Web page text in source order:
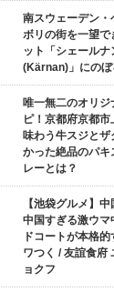
南スウェーデン・
ボリの街を一望で
ット「シェールナ
(Kärnan)」にのぼ
唯一無二のオリジ
ピ！京都府京都市
味わう牛スジとザ
かった絶品のパキ
レーとは？
【池袋グルメ】
中国すぎる激ウマ
ドコートが本格
ワつく / 友誼食府
ョクフ